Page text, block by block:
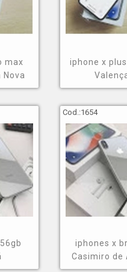
no mercado.
de seus clientes.
caixas de som,
a organização preza pela
max
Nova
iphone x
Cod.:1654
iphones x
Casimiro de